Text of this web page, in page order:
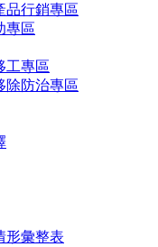
品行銷專區
專區
工專區
除防治專區
形彙整表